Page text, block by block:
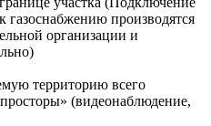
газоснабжению производятся
организации и
территорию всего
(видеонаблюдение,